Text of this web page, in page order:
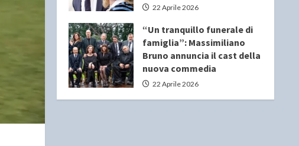
22 Aprile 2026
“Un tranquillo funerale di
famiglia”: Massimiliano
Bruno annuncia il cast della
nuova commedia
22 Aprile 2026